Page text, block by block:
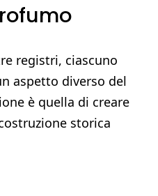
registri, ciascuno
aspetto diverso del
è quella di creare
storica